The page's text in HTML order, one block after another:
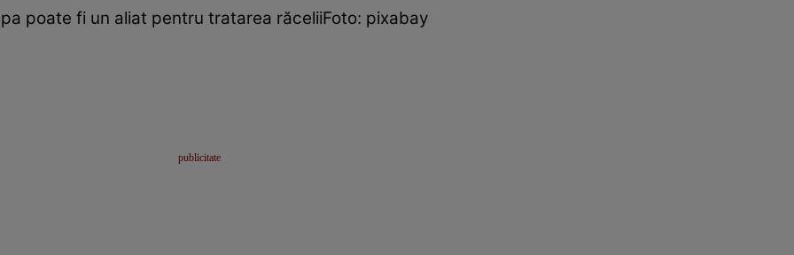
poate fi un aliat pentru tratarea răceliiFoto: pixabay